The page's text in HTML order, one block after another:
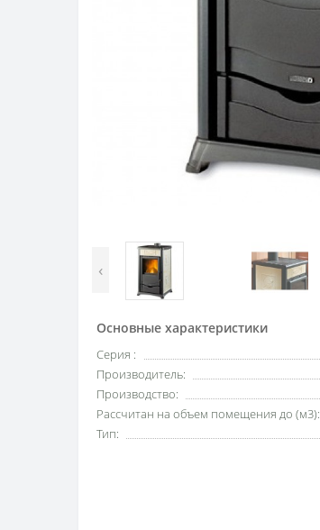
‹
Основные характеристики
Серия :
Производитель:
Производство:
Рассчитан на объем помещения до (м3):
Тип: